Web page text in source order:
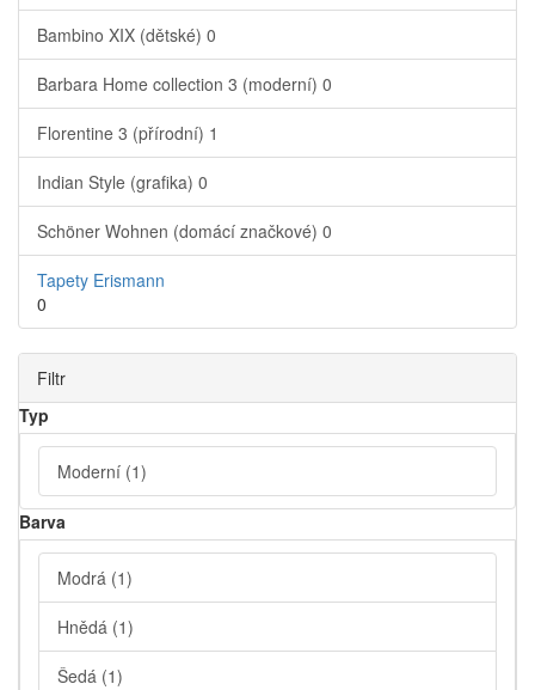
Bambino XIX (dětské) 0
Barbara Home collection 3 (moderní) 0
Florentine 3 (přírodní) 1
Indian Style (grafika) 0
Schöner Wohnen (domácí značkové) 0
Tapety Erismann
0
Filtr
Typ
Moderní (1)
Barva
Modrá (1)
Hnědá (1)
Šedá (1)